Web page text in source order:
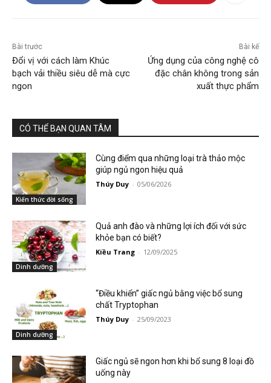
Bài trước
Đổi vị với cách làm Khúc
bạch vải thiều siêu dễ mà cực
ngon
Bài kế
Ứng dụng của công nghệ cô
đặc chân không trong sản
xuất thực phẩm
CÓ THỂ BẠN QUAN TÂM
Kiến thức đời sống
Cùng điểm qua những loại trà thảo mộc
giúp ngủ ngon hiệu quả
Thúy Duy - 05/06/2026
Dinh dưỡng
Quả anh đào và những lợi ích đối với sức
khỏe bạn có biết?
Kiều Trang - 12/09/2025
Dinh dưỡng
“Điều khiển” giấc ngủ bằng việc bổ sung
chất Tryptophan
Thúy Duy - 25/09/2023
Giấc ngủ sẽ ngon hơn khi bổ sung 8 loại đồ
uống này